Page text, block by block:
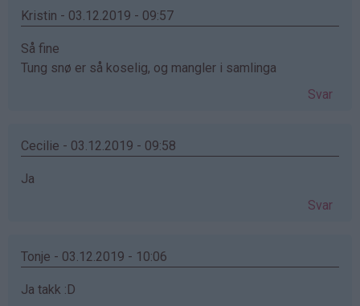
Kristin - 03.12.2019 - 09:57
Så fine
Tung snø er så koselig, og mangler i samlinga
Svar
Cecilie - 03.12.2019 - 09:58
Ja
Svar
Tonje - 03.12.2019 - 10:06
Ja takk :D